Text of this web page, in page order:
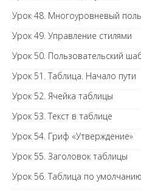
Урок 48. Многоуровневый
Урок 49. Управление стилями
Урок 50. Пользовательский
Урок 51. Таблица. Начало пути
Урок 52. Ячейка таблицы
Урок 53. Текст в таблице
Урок 54. Гриф «Утверждение»
Урок 55. Заголовок таблицы
Урок 56. Таблица по умолчанию